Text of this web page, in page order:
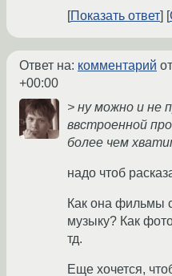
Показать ответ
Ответ на: комментарий
+00:00
> ну можно и не
ввстроенной
более чем
надо чтоб
Как она фильмы
музыку? Как
тд.
Еще хочется,